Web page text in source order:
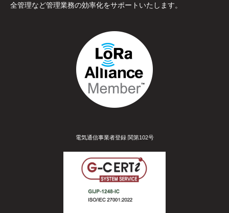
全管理など管理業務の効率化をサポートいたします。
電気通信事業者登録 関第102号